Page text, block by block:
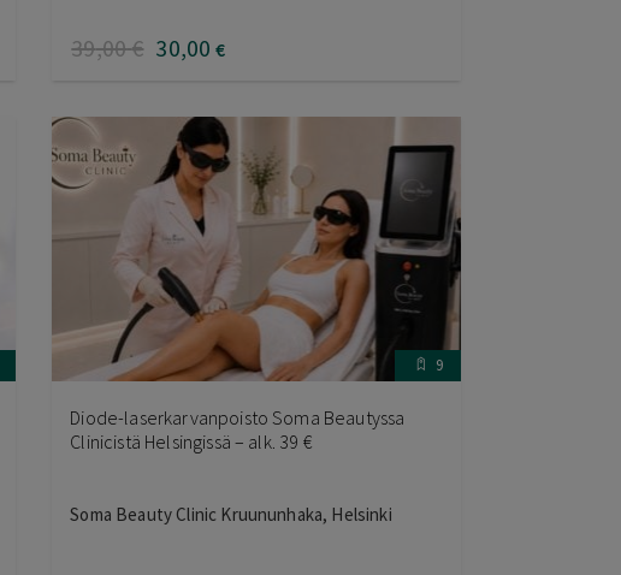
39,00€ 30,00 €
9
Diode-laserkarvanpoisto Soma Beautyssa
Clinicistä Helsingissä – alk. 39 €
Soma Beauty Clinic Kruununhaka, Helsinki